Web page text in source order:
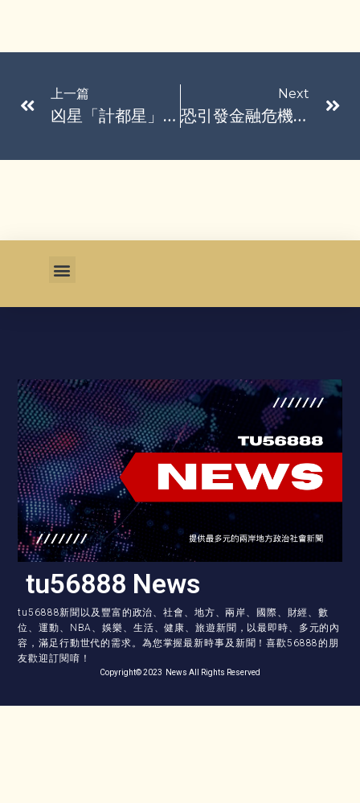
上一篇
凶星「計都星」沖煞！台灣出大事 命理師警告了
Next
恐引發金融危機？川普再稱「3500億美元需預付」韓對美投資喬不攏
tu56888 News
tu56888新聞以及豐富的政治、社會、地方、兩岸、國際、財經、數
位、運動、NBA、娛樂、生活、健康、旅遊新聞，以最即時、多元的內
容，滿足行動世代的需求。為您掌握最新時事及新聞！喜歡56888的朋
友歡迎訂閱唷！
Copyright© 2023 News All Rights Reserved